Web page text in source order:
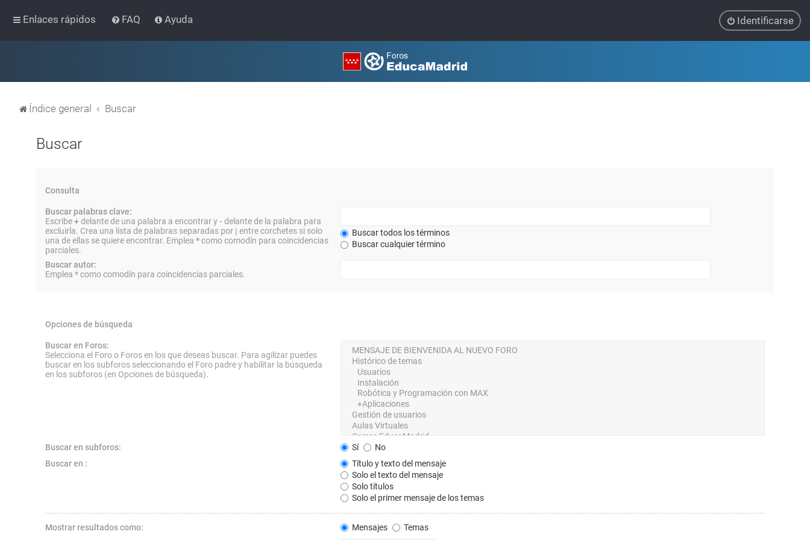
Enlaces rápidos FAQ Ayuda Identificarse
Índice general Buscar
Buscar
Consulta
Buscar palabras clave:
Escribe+delante de una palabra a encontrar y- delante de la palabra para
excluirla. Crea una lista de palabras separadas por | entre corchetes si solo
una de ellas se quiere encontrar. Emplea *como comodín para coincidencias
parciales.
Buscar todos los términos
Buscar cualquier término
Buscar autor:
Emplea * como comodín para coincidencias parciales.
Opciones de búsqueda
Buscar en Foros:
Selecciona el Foro o Foros en los que deseas buscar. Para agilizar puedes
buscar en los subforos seleccionando el Foro padre y habilitar la búsqueda
en los subforos (en Opciones de búsqueda).
Buscar en subforos: Sí
No
Buscar en :
Título y texto del mensaje
Solo el texto del mensaje
Solo títulos
Solo el primer mensaje de los temas
Mostrar resultados como: Mensajes
Temas